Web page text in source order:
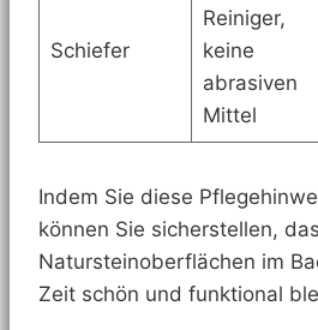
Schiefer
Reiniger,
keine
abrasiven
Mittel
Indem Sie diese
können Sie sicherstellen,
Natursteinoberflächen im
Zeit schön und funktional